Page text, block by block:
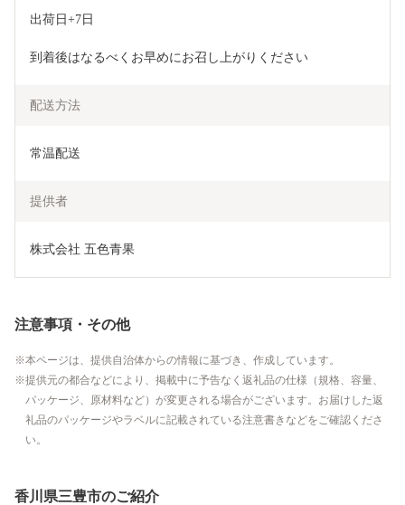
出荷日+7日
到着後はなるべくお早めにお召し上がりください
配送方法
常温配送
提供者
株式会社 五色青果
注意事項・その他
本ページは、提供自治体からの情報に基づき、作成しています。
提供元の都合などにより、掲載中に予告なく返礼品の仕様（規格、容量、
パッケージ、原材料など）が変更される場合がございます。お届けした返
礼品のパッケージやラベルに記載されている注意書きなどをご確認くださ
い。
香川県三豊市のご紹介